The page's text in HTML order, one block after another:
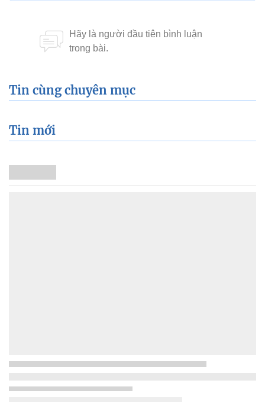
Tin cùng chuyên mục
Tin mới